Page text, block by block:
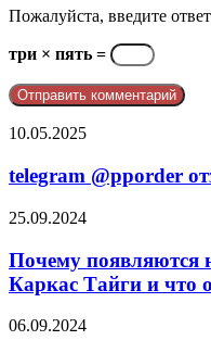
Пожалуйста, введите
три × пять =
telegram
отзывы
10.05.2025
telegram @pporder
Почему
негативные
отзывы
о
Тайги
25.09.2024
Почему появляются
Каркас Тайги и что
Негативные
06.09.2024